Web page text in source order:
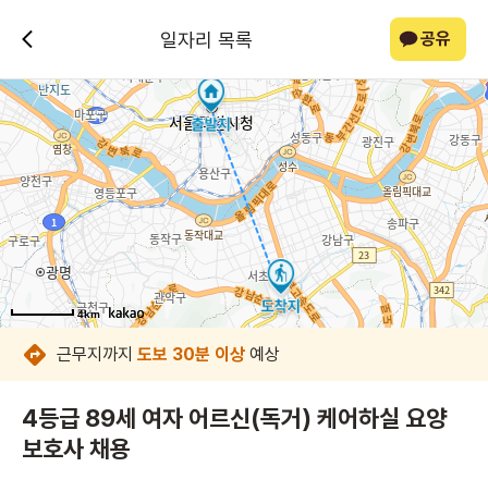
일자리 목록 공유
4km
4km
4km
4km
4km
4km
4km
4km
근무지까지 도보 30분 이상 예상
4등급 89세 여자 어르신(독거) 케어하실 요양
보호사 채용